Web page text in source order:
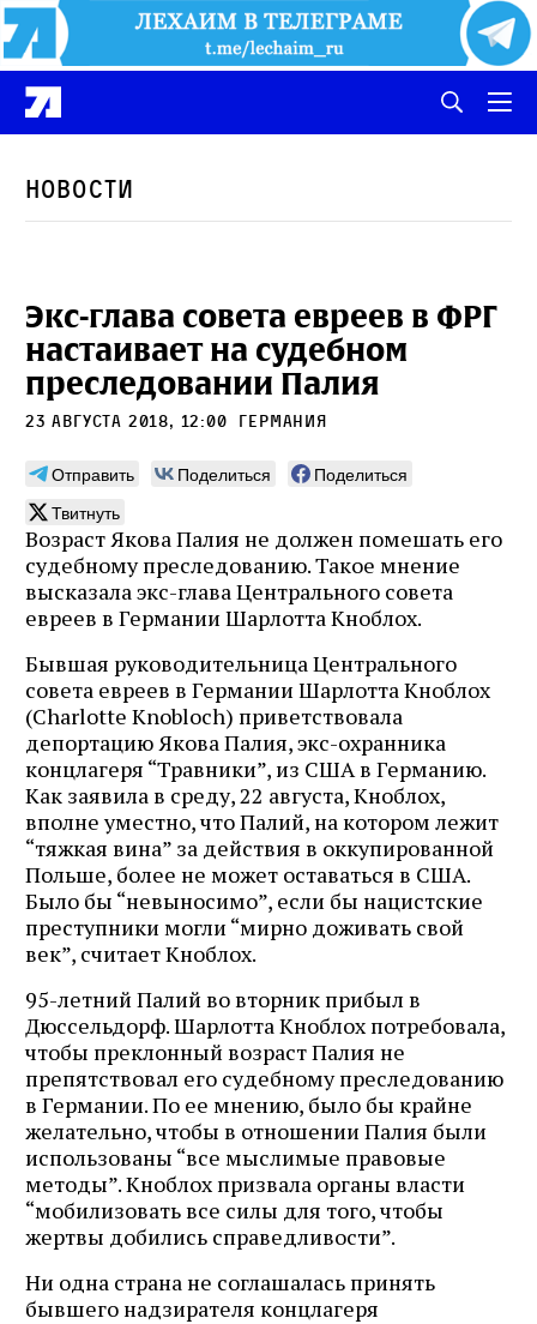
Новости
Экс-глава совета евреев в ФРГ
настаивает на судебном
преследовании Палия
23 августа 2018, 12:00 Германия
Отправить Поделиться
Поделиться
Твитнуть
Возраст Якова Палия не должен помешать его
судебному преследованию. Такое мнение
высказала экс-глава Центрального совета
евреев в Германии Шарлотта Кноблох.
Бывшая руководительница Центрального
совета евреев в Германии Шарлотта Кноблох
(Charlotte Knobloch) приветствовала
депортацию Якова Палия, экс-охранника
концлагеря “Травники”, из США в Германию.
Как заявила в среду, 22 августа, Кноблох,
вполне уместно, что Палий, на котором лежит
“тяжкая вина” за действия в оккупированной
Польше, более не может оставаться в США.
Было бы “невыносимо”, если бы нацистские
преступники могли “мирно доживать свой
век”, считает Кноблох.
95-летний Палий во вторник прибыл в
Дюссельдорф. Шарлотта Кноблох потребовала,
чтобы преклонный возраст Палия не
препятствовал его судебному преследованию
в Германии. По ее мнению, было бы крайне
желательно, чтобы в отношении Палия были
использованы “все мыслимые правовые
методы”. Кноблох призвала органы власти
“мобилизовать все силы для того, чтобы
жертвы добились справедливости”.
Ни одна страна не соглашалась принять
бывшего надзирателя концлагеря